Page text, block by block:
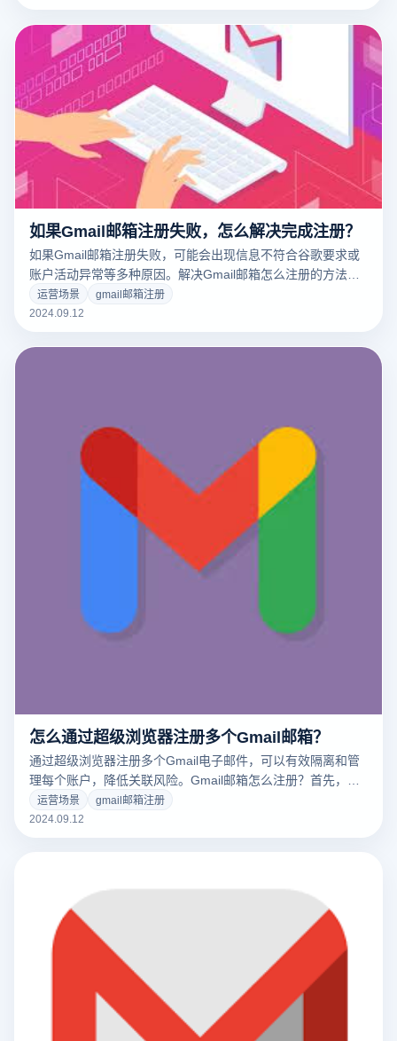
Office集成良好，还提供了可靠的邮件管理和组织工具。选择
适合的邮箱服务可以帮助电商企业有效处理客户沟通、订单管
理和其他关键事务，从而提升整体运营效率。
如果Gmail邮箱注册失败，怎么解决完成注册？
如果Gmail邮箱注册失败，可能会出现信息不符合谷歌要求或
账户活动异常等多种原因。解决Gmail邮箱怎么注册的方法如
下:首先，检查并确保提供的所有信息都是准确的，尤其是备用
邮箱和手机号码的格式是否正确。其次，处理谷歌系统可能检
址。然后，尝试使用不同的设备或网络进行注册，以避免系统
运营场景
gmail邮箱注册
2024.09.12
怎么通过超级浏览器注册多个Gmail邮箱？
通过超级浏览器注册多个Gmail电子邮件，可以有效隔离和管
理每个账户，降低关联风险。Gmail邮箱怎么注册？首先，启
动超级浏览器，并为每个Gmail账户建立一个单独的浏览环
境。这些环境可以模拟不同的设备和网络设置，以确保每个账
独特的信息和设置。通过这些措施，您可以安全地注册和管理
多个Gmail电子邮件账户。
运营场景
gmail邮箱注册
2024.09.12